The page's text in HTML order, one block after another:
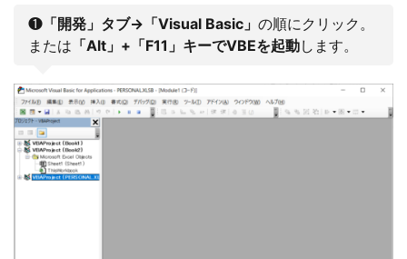
❶ 「開発」タブ→「Visual Basic」 の順にクリック。
または 「Alt」+「F11」キーでVBEを起動します。